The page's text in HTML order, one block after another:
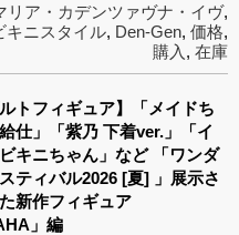
リア・カデンツァヴナ・イヴ,
キニスタイル, Den-Gen, 価格,
購入 , 在庫
ルトフィギュア】「メイドち
仕」「紫乃 下着ver.」「イ
キニちゃん」など 「ワンダ
ティバル2026 [夏] 」展示さ
新作フィギュア
」編